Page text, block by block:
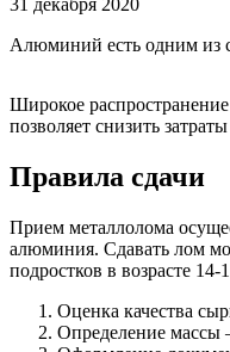
Алюминий есть одним из
Широкое
позволяет снизить
Правила сдачи
Прием металлолома
алюминия. Сдавать лом
подростков в возрасте
Оценка качества
Определение массы